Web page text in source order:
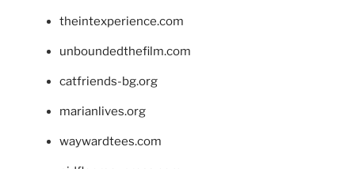
theintexperience.com
unboundedthefilm.com
catfriends-bg.org
marianlives.org
waywardtees.com